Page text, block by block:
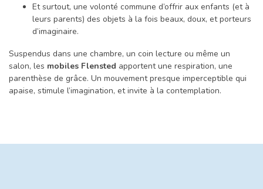
Et surtout, une volonté commune d’offrir aux enfants (et à
leurs parents) des objets à la fois beaux, doux, et porteurs
d’imaginaire.
Suspendus dans une chambre, un coin lecture ou même un
salon, les mobiles Flensted apportent une respiration, une
parenthèse de grâce. Un mouvement presque imperceptible qui
apaise, stimule l’imagination, et invite à la contemplation.